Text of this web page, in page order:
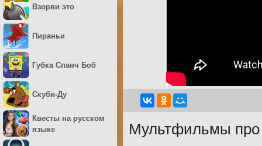
Мультфильмы про
Взорви это
Пираньи
Губка Спанч Боб
Скуби-Ду
Квесты на русском
языке